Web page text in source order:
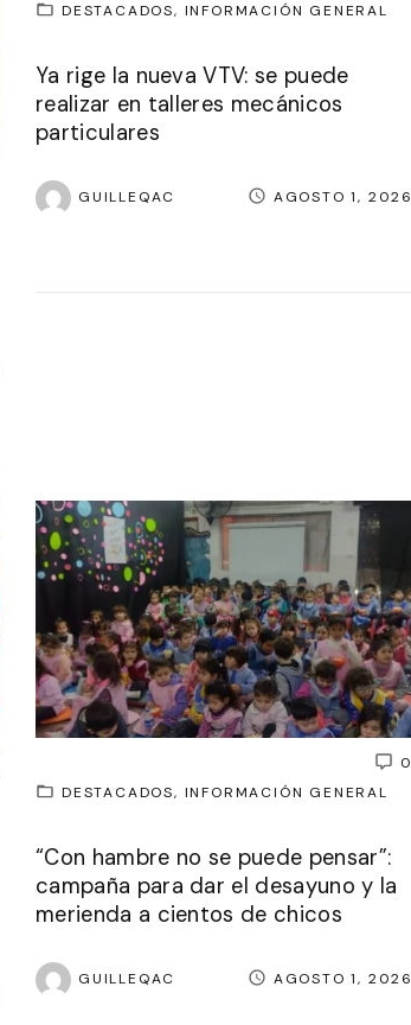
DESTACADOS
INFORMACIÓN GENERAL
Ya rige la nueva VTV: se puede
realizar en talleres mecánicos
particulares
GUILLEQAC AGOSTO 1, 2026
0
DESTACADOS
INFORMACIÓN GENERAL
“Con hambre no se puede pensar”:
campaña para dar el desayuno y la
merienda a cientos de chicos
GUILLEQAC AGOSTO 1, 2026